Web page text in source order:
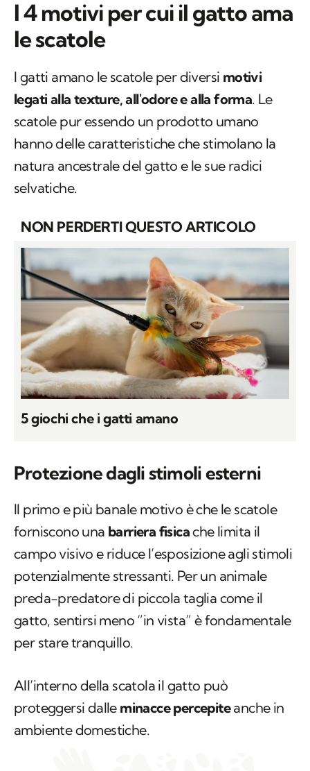
I 4 motivi per cui il gatto ama
le scatole
I gatti amano le scatole per diversi motivi
legati alla texture, all'odore e alla forma. Le
scatole pur essendo un prodotto umano
hanno delle caratteristiche che stimolano la
natura ancestrale del gatto e le sue radici
selvatiche.
NON PERDERTI QUESTO ARTICOLO
5 giochi che i gatti amano
Protezione dagli stimoli esterni
Il primo e più banale motivo è che le scatole
forniscono una barriera fisicache limita il
campo visivo e riduce l’esposizione agli stimoli
potenzialmente stressanti. Per un animale
preda-predatore di piccola taglia come il
gatto, sentirsi meno “in vista” è fondamentale
per stare tranquillo.
All’interno della scatola il gatto può
proteggersi dalle minacce percepiteanche in
ambiente domestiche.